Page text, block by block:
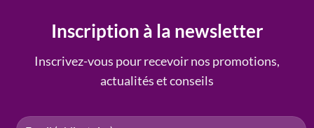
Inscription à la newsletter
Inscrivez-vous pour recevoir nos promotions,
actualités et conseils